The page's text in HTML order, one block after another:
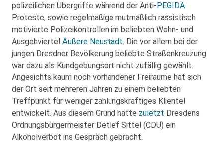
polizeilichen Übergriffe während der Anti-PEGIDA
Proteste, sowie regelmäßige mutmaßlich rassistisch
motivierte Polizeikontrollen im beliebten Wohn- und
Ausgehviertel Äußere Neustadt. Die vor allem bei der
jungen Dresdner Bevölkerung beliebte Straßenkreuzung
war dazu als Kundgebungsort nicht zufällig gewählt.
Angesichts kaum noch vorhandener Freiräume hat sich
der Ort seit mehreren Jahren zu einem beliebten
Treffpunkt für weniger zahlungskräftiges Klientel
entwickelt. Aus diesem Grund hatte zuletzt Dresdens
Ordnungsbürgermeister Detlef Sittel (CDU) ein
Alkoholverbot ins Gespräch gebracht.